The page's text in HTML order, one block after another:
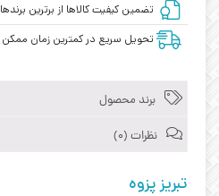
تضمین کیفیت کالاها از برترین برندها
تحویل سریع در کمترین زمان ممکن
برند محصول
نظرات (0)
تبریز پزوه